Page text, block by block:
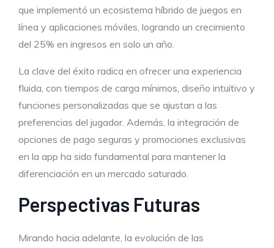
que implementó un ecosistema híbrido de juegos en
línea y aplicaciones móviles, logrando un crecimiento
del 25% en ingresos en solo un año.
La clave del éxito radica en ofrecer una experiencia
fluida, con tiempos de carga mínimos, diseño intuitivo y
funciones personalizadas que se ajustan a las
preferencias del jugador. Además, la integración de
opciones de pago seguras y promociones exclusivas
en la app ha sido fundamental para mantener la
diferenciación en un mercado saturado.
Perspectivas Futuras
Mirando hacia adelante, la evolución de las